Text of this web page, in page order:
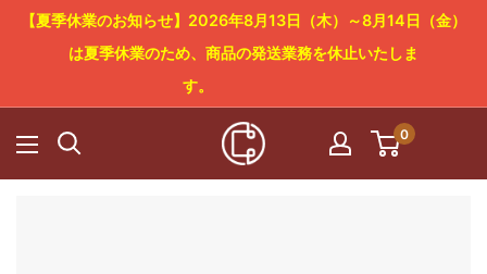
ン
【夏季休業のお知らせ】2026年8月13日（木）～8月14日（金）
は夏季休業のため、商品の発送業務を休止いたしま
す。
Cowboy
Craft
0